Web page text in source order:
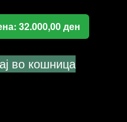
32.000,00ден
во кошница